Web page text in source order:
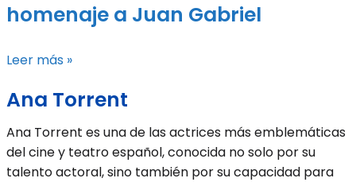
homenaje a Juan Gabriel
Leer más »
Ana Torrent
Ana Torrent es una de las actrices más emblemáticas
del cine y teatro español, conocida no solo por su
talento actoral, sino también por su capacidad para